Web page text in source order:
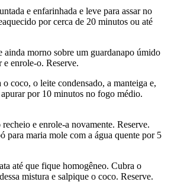
e enfarinhada e leve para assar no
por cerca de 20 minutos ou até
ainda morno sobre um guardanapo úmido
enrole-o. Reserve.
coco, o leite condensado, a manteiga e,
por 10 minutos no fogo médio.
e enrole-a novamente. Reserve.
para maria mole com a água quente por 5
até que fique homogêneo. Cubra o
mistura e salpique o coco. Reserve.